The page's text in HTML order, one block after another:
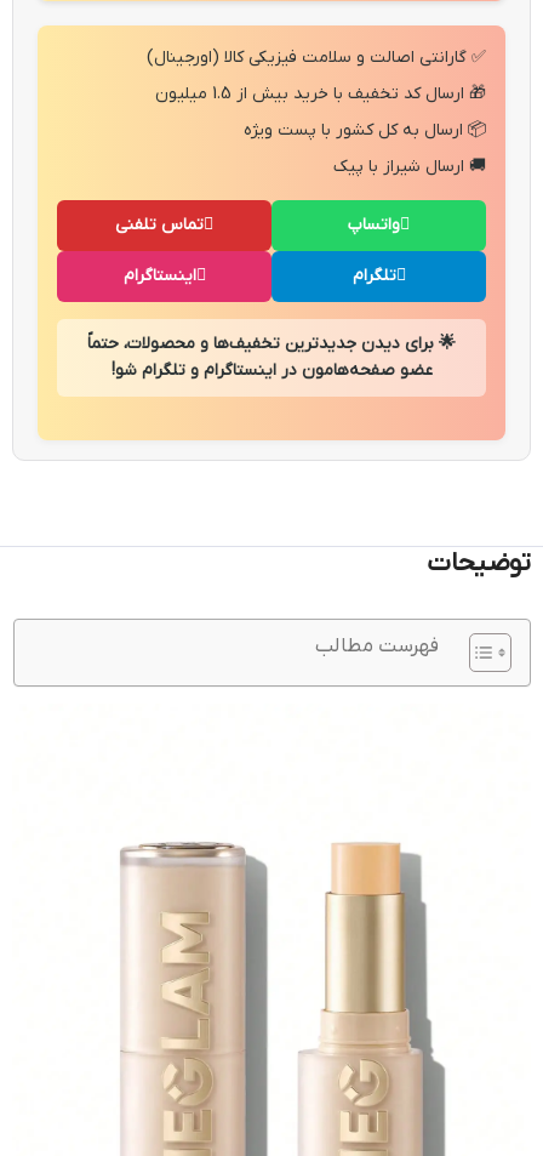
✅ گارانتی اصالت و سلامت فیزیکی کالا (اورجینال)
🎁 ارسال کد تخفیف با خرید بیش از 1.5 میلیون
📦 ارسال به کل کشور با پست ویژه
🚚 ارسال شیراز با پیک
تماس تلفنی واتساپ
اینستاگرام تلگرام
🌟 برای دیدن جدیدترین تخفیف‌ها و محصولات، حتماً
عضو صفحه‌هامون در اینستاگرام و تلگرام شو!
توضیحات
فهرست مطالب